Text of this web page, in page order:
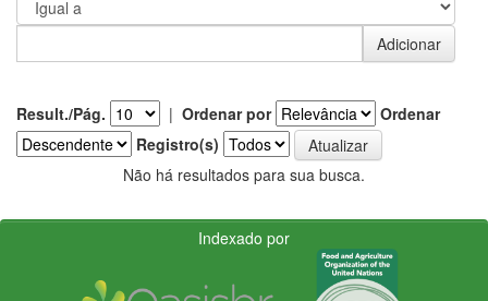
Result./Pág. | Ordenar por
Ordenar
Registro(s)
Não há resultados para sua busca.
Indexado por